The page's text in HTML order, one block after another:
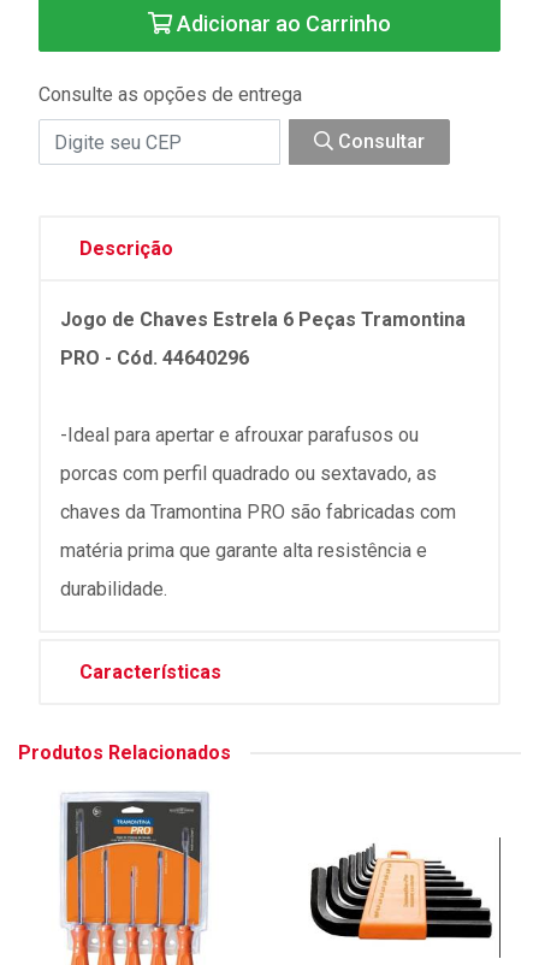
Adicionar ao Carrinho
Consulte as opções de entrega
Consultar
Descrição
Jogo de Chaves Estrela 6 Peças Tramontina
PRO - Cód. 44640296
-Ideal para apertar e afrouxar parafusos ou
porcas com perfil quadrado ou sextavado, as
chaves da Tramontina PRO são fabricadas com
matéria prima que garante alta resistência e
durabilidade.
Características
Produtos Relacionados